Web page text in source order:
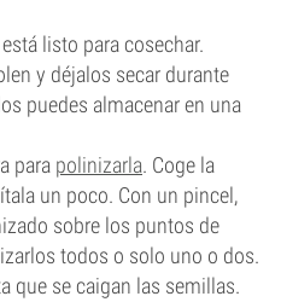
listo para cosechar.
y déjalos secar durante
puedes almacenar en una
para polinizarla. Coge la
un poco. Con un pincel,
sobre los puntos de
todos o solo uno o dos.
que se caigan las semillas.